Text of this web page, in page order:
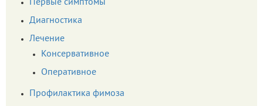
Первые симптомы
Диагностика
Лечение
Консервативное
Оперативное
Профилактика фимоза